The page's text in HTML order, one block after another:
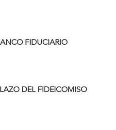
FIDUCIARIO
DEL FIDEICOMISO